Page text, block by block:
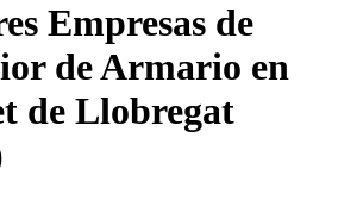
Empresas de
de Armario en
de Llobregat